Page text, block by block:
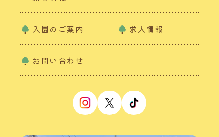
入園のご案内 求人情報
お問い合わせ